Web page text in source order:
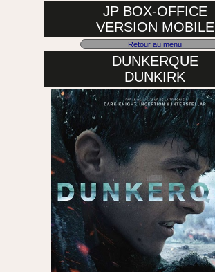
JP BOX-OFFICE
VERSION MOBILE
Retour au menu
DUNKERQUE
DUNKIRK